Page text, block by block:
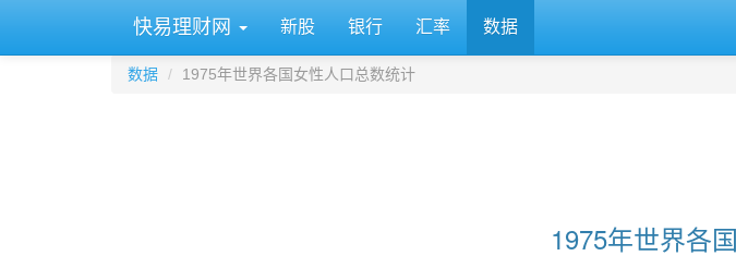
快易理财网 新股 银行 汇率 数据
数据 1975年世界各国女性人口总数统计
1975年世界各